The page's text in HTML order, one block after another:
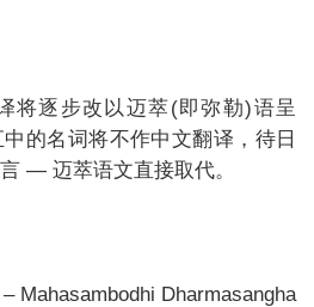
将逐步改以迈萃(即弥勒)语呈
的名词将不作中文翻译，待日
— 迈萃语文直接取代。
Dharmasangha